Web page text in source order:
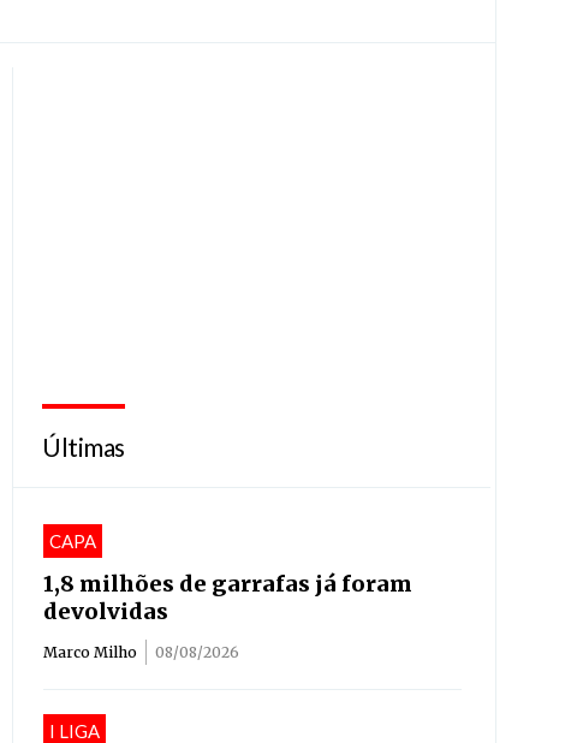
Últimas
CAPA
1,8 milhões de garrafas já foram
devolvidas
Marco Milho 08/08/2026
I LIGA